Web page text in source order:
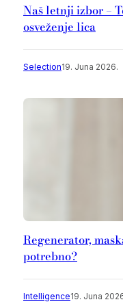
Naš letnji izbor –
osveženje lica
Selection19. Juna 2026.
Regenerator,
potrebno?
Intelligence19. Juna